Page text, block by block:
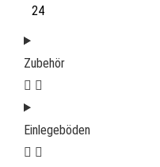
24
Zubehör
Einlegeböden